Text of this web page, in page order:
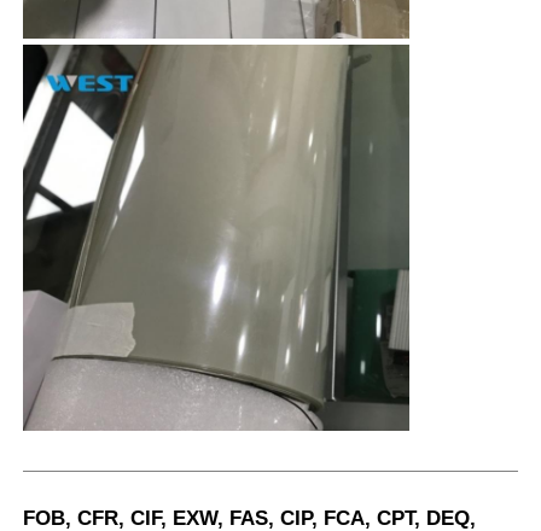
FOB, CFR, CIF, EXW, FAS, CIP, FCA, CPT, DEQ,